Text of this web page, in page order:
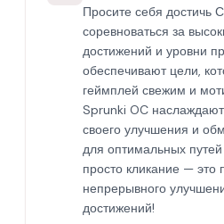
Просите себя достичь
соревноваться за
достижений и уровни
обеспечивают цели,
геймплей свежим и
Sprunki OC
своего улучшения и
для оптимальных
просто кликание — это
непрерывного
достижений!